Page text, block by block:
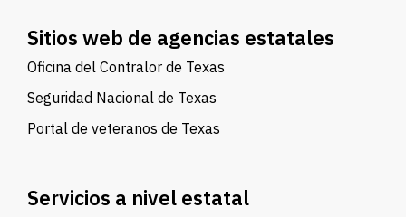
Sitios web de agencias estatales
Oficina del Contralor de Texas
Seguridad Nacional de Texas
Portal de veteranos de Texas
Servicios a nivel estatal